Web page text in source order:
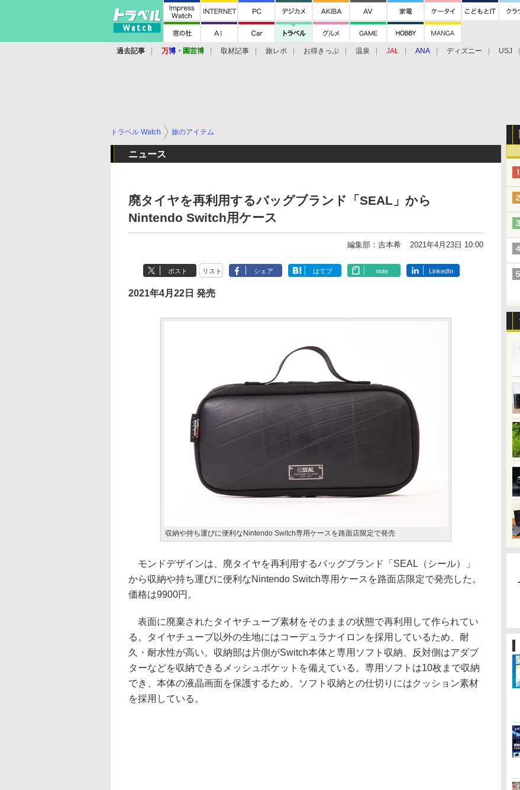
過去記事 万博 ・ 園芸博 取材記事 旅レポ お得きっぷ 温泉 JAL ANA ディズニー USJ
トラベル Watch 旅のアイテム
ニュース
廃タイヤを再利用するバッグブランド「SEAL」から
Nintendo Switch用ケース
編集部：吉本希 2021年4月23日 10:00
ポスト リスト シェア はてブ note LinkedIn
2021年4月22日 発売
収納や持ち運びに便利なNintendo Switch専用ケースを路面店限定で発売
モンドデザインは、廃タイヤを再利用するバッグブランド「SEAL（シール）」
から収納や持ち運びに便利なNintendo Switch専用ケースを路面店限定で発売した。
価格は9900円。
表面に廃棄されたタイヤチューブ素材をそのままの状態で再利用して作られてい
る。タイヤチューブ以外の生地にはコーデュラナイロンを採用しているため、耐
久・耐水性が高い。収納部は片側がSwitch本体と専用ソフト収納、反対側はアダブ
ターなどを収納できるメッシュポケットを備えている。専用ソフトは10枚まで収納
でき、本体の液晶画面を保護するため、ソフト収納との仕切りにはクッション素材
を採用している。